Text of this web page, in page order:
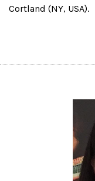
Cortland (NY, USA).